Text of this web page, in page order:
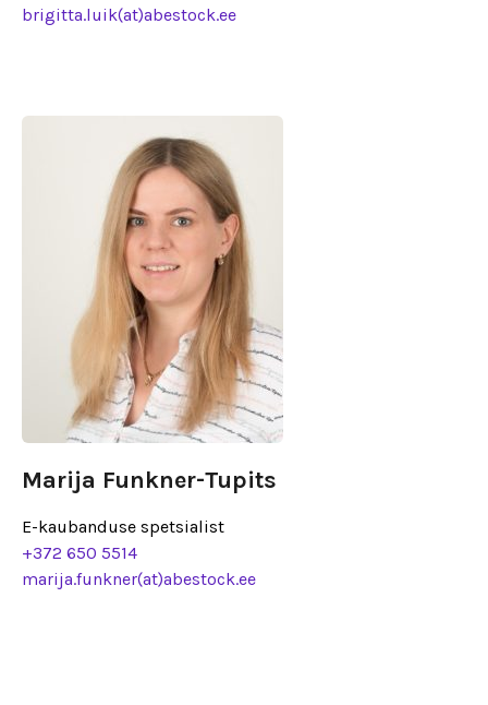
brigitta.luik(at)abestock.ee
Marija Funkner-Tupits
E-kaubanduse spetsialist
+372 650 5514
marija.funkner(at)abestock.ee